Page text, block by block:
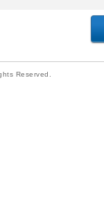
Reserved.